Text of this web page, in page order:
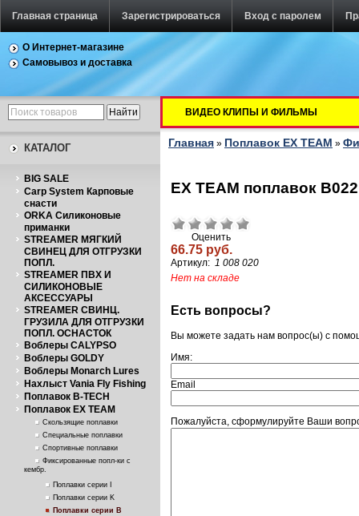
Главная страница Зарегистрироваться Вход с паролем
О Интернет-магазине
Самовывоз и доставка
КАТАЛОГ
BIG SALE
Carp System Карповые
снасти
ORKA Силиконовые
приманки
STREAMER МЯГКИЙ
СВИНЕЦ ДЛЯ ОТГРУЗКИ
ПОПЛ.
STREAMER ПВХ И
СИЛИКОНОВЫЕ
АКСЕССУАРЫ
STREAMER СВИНЦ.
ГРУЗИЛА ДЛЯ ОТГРУЗКИ
ПОПЛ. ОСНАСТОК
Воблеры CALYPSO
Воблеры GOLDY
Воблеры Monarch Lures
Нахлыст Vania Fly Fishing
Поплавок B-TECH
Поплавок EX TEAM
Скользящие поплавки
Специальные поплавки
Спортивные поплавки
Фиксированные попл-ки с
кембр.
Поплавки серии I
Поплавки серии K
Поплавки серии В
ВИДЕО КЛИПЫ И ФИЛЬМЫ
Главная » Поплавок EX TEAM »
EX TEAM поплавок B022
Оценить
66.75 руб.
Артикул: 1 008 020
Нет на складе
Есть вопросы?
Вы можете задать нам вопрос(ы) с
Имя:
Email
Пожалуйста, сформулируйте Ваши